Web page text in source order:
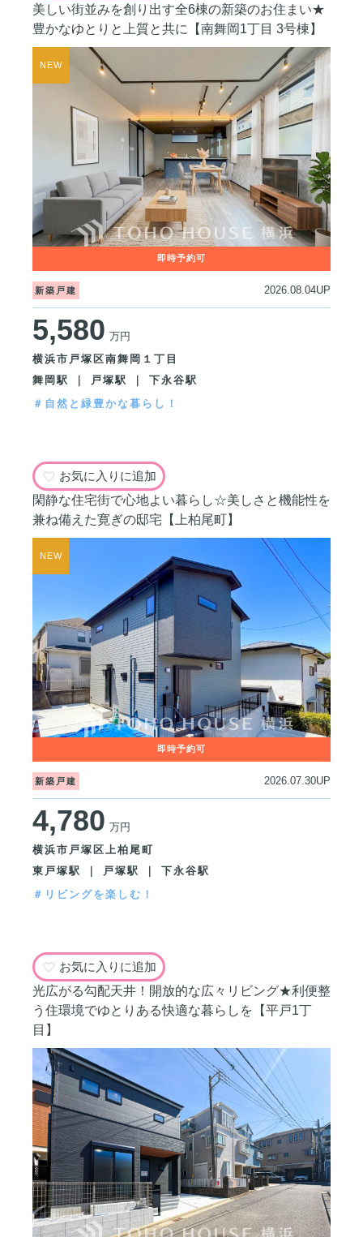
美しい街並みを創り出す全6棟の新築のお住まい★
豊かなゆとりと上質と共に【南舞岡1丁目 3号棟】
新築戸建 2026.08.04UP
5,580 万円
横浜市戸塚区南舞岡１丁目
舞岡駅 ｜ 戸塚駅 ｜ 下永谷駅
＃自然と緑豊かな暮らし！
お気に入りに追加
閑静な住宅街で心地よい暮らし☆美しさと機能性を
兼ね備えた寛ぎの邸宅【上柏尾町】
新築戸建 2026.07.30UP
4,780 万円
横浜市戸塚区上柏尾町
東戸塚駅 ｜ 戸塚駅 ｜ 下永谷駅
＃リビングを楽しむ！
お気に入りに追加
光広がる勾配天井！開放的な広々リビング★利便整
う住環境でゆとりある快適な暮らしを【平戸1丁
目】